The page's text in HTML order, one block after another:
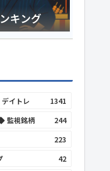
キング
デイトレ
1341
監視銘柄
244
223
42